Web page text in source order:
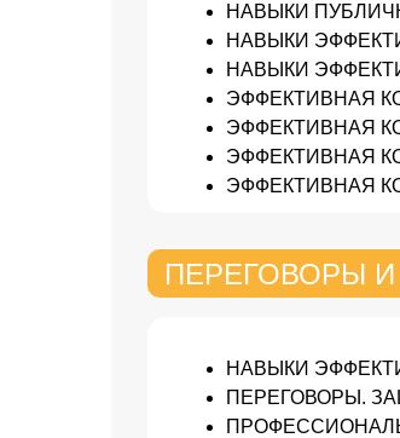
ПЕРЕГОВОРЫ
НАВЫКИ
ПЕРЕГОВОРЫ.
НАВЫКИ
НАВЫКИ
НАВЫКИ
ЭФФЕКТИВНАЯ
ЭФФЕКТИВНАЯ
ЭФФЕКТИВНАЯ
ЭФФЕКТИВНАЯ